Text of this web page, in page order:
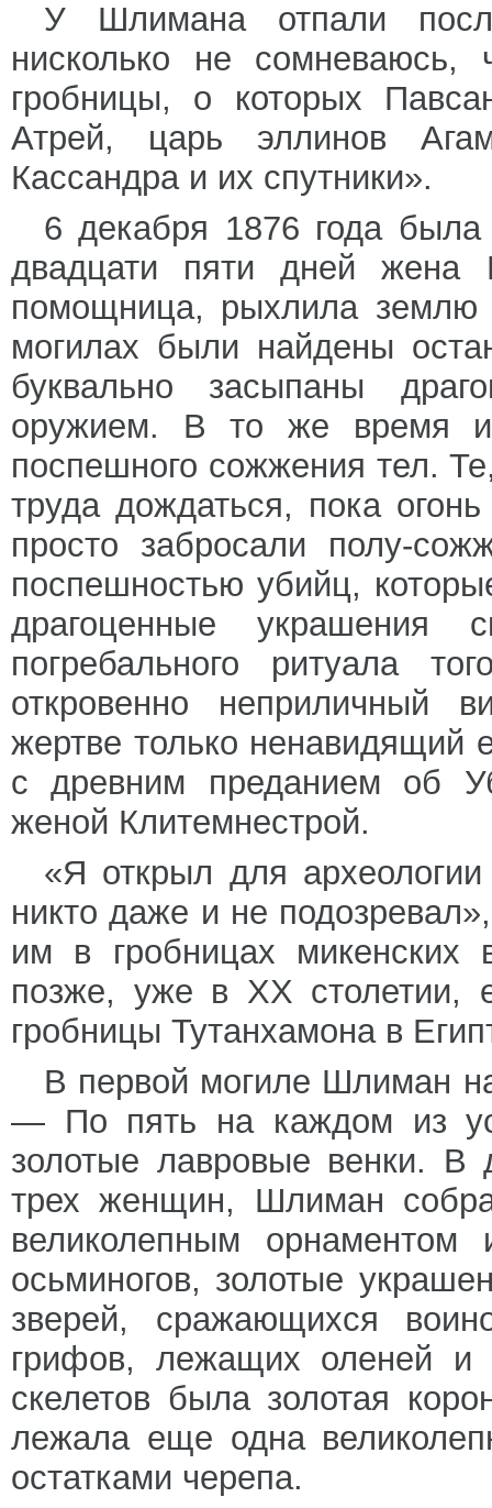
У Шлимана отпали
нисколько не
гробницы, о которых
Атрей, царь эллинов
Кассандра и их спутники».
6 декабря 1876 года
двадцати пяти дней
помощница, рыхлила
могилах были найдены
буквально засыпаны
оружием. В то же время
поспешного сожжения тел.
труда дождаться, пока
просто забросали полу-
поспешностью убийц,
драгоценные украшения
погребального ритуала
откровенно неприличный
жертве только ненавидящий
с древним преданием об
женой Клитемнестрой.
«Я открыл для
никто даже и не
им в гробницах
позже, уже в XX столетии,
гробницы Тутанхамона в
В первой могиле Шлиман
— По пять на каждом из
золотые лавровые венки. В
трех женщин, Шлиман
великолепным орнаментом
осьминогов, золотые
зверей, сражающихся
грифов, лежащих оленей
скелетов была золотая
лежала еще одна
остатками черепа.